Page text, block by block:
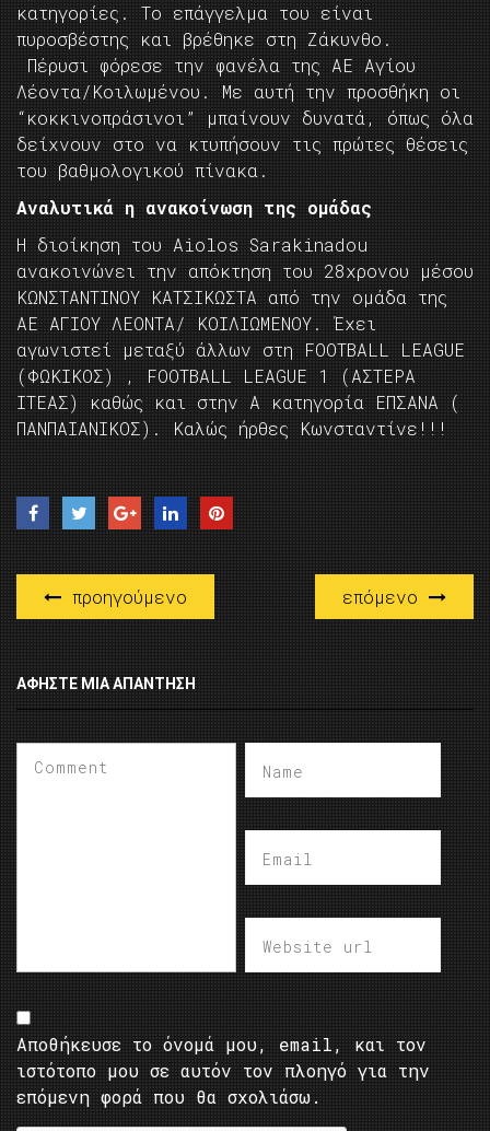
κατηγορίες. Το επάγγελμα του είναι
πυροσβέστης και βρέθηκε στη Ζάκυνθο.
Πέρυσι φόρεσε την φανέλα της ΑΕ Αγίου
Λέοντα/Κοιλωμένου. Με αυτή την προσθήκη οι
“κοκκινοπράσινοι” μπαίνουν δυνατά, όπως όλα
δείχνουν στο να κτυπήσουν τις πρώτες θέσεις
του βαθμολογικού πίνακα.
Αναλυτικά η ανακοίνωση της ομάδας
Η διοίκηση του Aiolos Sarakinadou
ανακοινώνει την απόκτηση του 28χρονου μέσου
ΚΩΝΣΤΑΝΤΙΝΟΥ ΚΑΤΣΙΚΩΣΤΑ από την ομάδα της
ΑΕ ΑΓΙΟΥ ΛΕΟΝΤΑ/ ΚΟΙΛΙΩΜΕΝΟΥ. Έχει
αγωνιστεί μεταξύ άλλων στη FOOTBALL LEAGUE
(ΦΩΚΙΚΟΣ) , FOOTBALL LEAGUE 1 (ΑΣΤΕΡΑ
ΙΤΕΑΣ) καθώς και στην Α κατηγορία ΕΠΣΑΝΑ (
ΠΑΝΠΑΙΑΝΙΚΟΣ). Καλώς ήρθες Κωνσταντίνε!!!
προηγούμενο επόμενο
ΑΦΉΣΤΕ ΜΙΑ ΑΠΆΝΤΗΣΗ
Αποθήκευσε το όνομά μου, email, και τον
ιστότοπο μου σε αυτόν τον πλοηγό για την
επόμενη φορά που θα σχολιάσω.